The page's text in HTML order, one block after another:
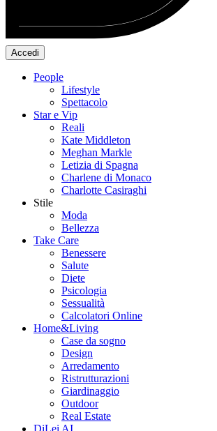
Accedi
People
Lifestyle
Spettacolo
Star e Vip
Reali
Kate Middleton
Meghan Markle
Letizia di Spagna
Charlene di Monaco
Charlotte Casiraghi
Stile
Moda
Bellezza
Take Care
Benessere
Salute
Diete
Psicologia
Sessualità
Calcolatori Online
Home&Living
Case da sogno
Design
Arredamento
Ristrutturazioni
Giardinaggio
Outdoor
Real Estate